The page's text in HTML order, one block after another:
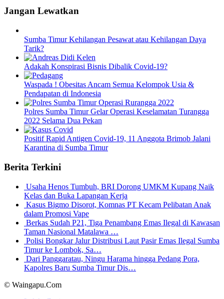
Jangan Lewatkan
Sumba Timur Kehilangan Pesawat atau Kehilangan Daya
Tarik?
Adakah Konspirasi Bisnis Dibalik Covid-19?
Waspada ! Obesitas Ancam Semua Kelompok Usia &
Pendapatan di Indonesia
Polres Sumba Timur Gelar Operasi Keselamatan Turangga
2022 Selama Dua Pekan
Positif Rapid Antigen Covid-19, 11 Anggota Brimob Jalani
Karantina di Sumba Timur
Berita Terkini
Usaha Henos Tumbuh, BRI Dorong UMKM Kupang Naik
Kelas dan Buka Lapangan Kerja
Kasus Bigmo Disorot, Komnas PT Kecam Pelibatan Anak
dalam Promosi Vape
Berkas Sudah P21, Tiga Penambang Emas Ilegal di Kawasan
Taman Nasional Matalawa …
Polisi Bongkar Jalur Distribusi Laut Pasir Emas Ilegal Sumba
Timur ke Lombok, Sa…
Dari Panggaratau, Ningu Harama hingga Pedang Pora,
Kapolres Baru Sumba Timur Dis…
© Waingapu.Com